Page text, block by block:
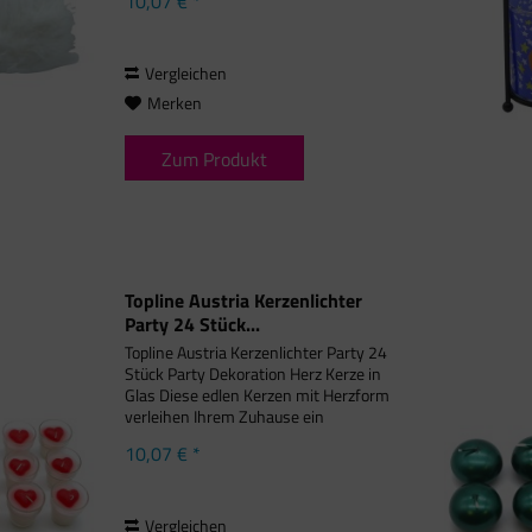
Vergleichen
Merken
Zum Produkt
Topline Austria Kerzenlichter
Party 24 Stück...
Topline Austria Kerzenlichter Party 24
Stück Party Dekoration Herz Kerze in
Glas Diese edlen Kerzen mit Herzform
verleihen Ihrem Zuhause ein
10,07 € *
Vergleichen